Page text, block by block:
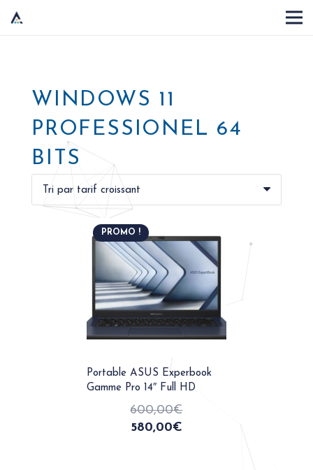
WINDOWS 11
PROFESSIONEL 64
BITS
PROMO !
Portable ASUS Experbook
Gamme Pro 14″ Full HD
600,00€
580,00€